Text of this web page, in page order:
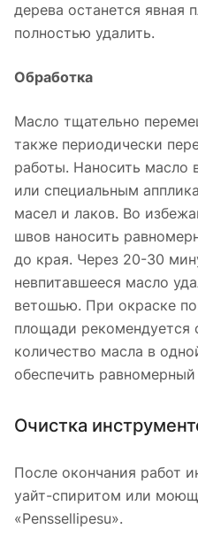
дерева останется явная
полностью удалить.
Обработка
Масло тщательно
также периодически
работы. Наносить масло
или специальным
масел и лаков. Во
швов наносить
до края. Через 20-30
невпитавшееся масло
ветошью. При окраске
площади рекомендуется
количество масла в
обеспечить равномерный
Очистка
После окончания работ
уайт-спиритом или
«Penssellipesu».